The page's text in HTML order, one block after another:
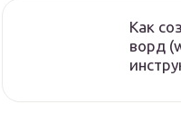
Как
ворд